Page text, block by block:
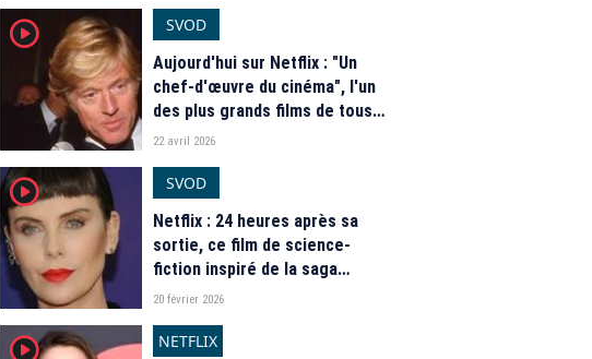
player2
SVOD
Aujourd'hui sur Netflix : "Un
chef-d'œuvre du cinéma", l'un
des plus grands films de tous
les temps débarque
22 avril 2026
player2
SVOD
Netflix : 24 heures après sa
sortie, ce film de science-
fiction inspiré de la saga
"Alien" s'impose à la première
20 février 2026
player2 NETFLIX